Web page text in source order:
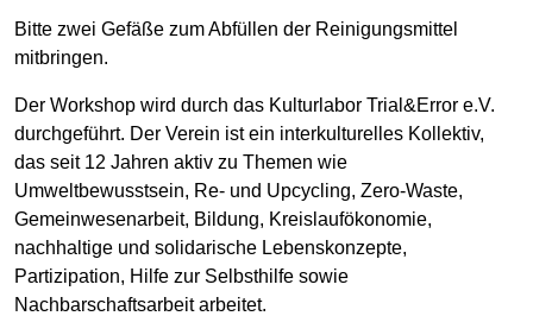
Bitte zwei Gefäße zum Abfüllen der Reinigungsmittel
mitbringen.
Der Workshop wird durch das Kulturlabor Trial&Error e.V.
durchgeführt. Der Verein ist ein interkulturelles Kollektiv,
das seit 12 Jahren aktiv zu Themen wie
Umweltbewusstsein, Re- und Upcycling, Zero-Waste,
Gemeinwesenarbeit, Bildung, Kreislaufökonomie,
nachhaltige und solidarische Lebenskonzepte,
Partizipation, Hilfe zur Selbsthilfe sowie
Nachbarschaftsarbeit arbeitet.